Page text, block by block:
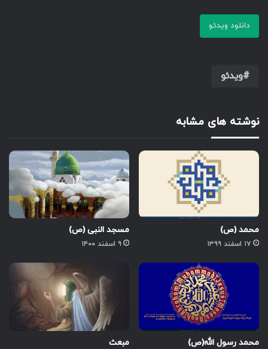
دانلود ویدئو
ویدئو
نوشته های مشابه
محمد (ص)
۱۷ اسفند ۱۳۹۹
مسجد النبی (ص)
۹ اسفند ۱۴۰۰
محمد رسول الله(ص) مبعث